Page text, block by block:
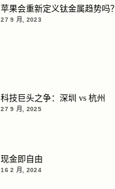
苹果会重新定义钛金属趋势吗？
27 9 月, 2023
科技巨头之争：深圳 vs 杭州
27 9 月, 2025
现金即自由
16 2 月, 2024